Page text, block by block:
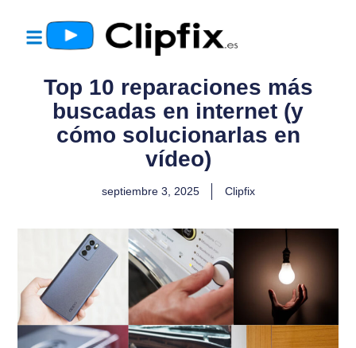
Top 10 reparaciones más
buscadas en internet (y
cómo solucionarlas en
vídeo)
septiembre 3, 2025 Clipfix